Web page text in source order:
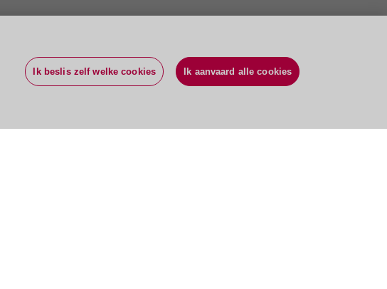
Ik beslis zelf welke cookies Ik aanvaard alle cookies